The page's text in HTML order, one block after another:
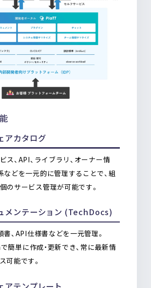
アカタログ
ス、API、ライブラリ、オーナー情
などを一元的に管理することで、組
のサービス管理が可能です。
メンテーション (TechDocs)
書、API仕様書などを一元管理。
簡単に作成・更新でき、常に最新情
可能です。